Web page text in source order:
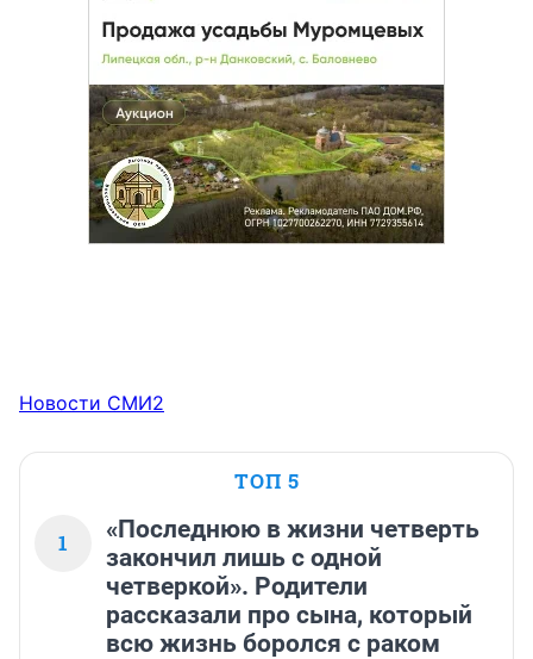
Новости СМИ2
ТОП 5
1
«Последнюю в жизни четверть
закончил лишь с одной
четверкой». Родители
рассказали про сына, который
всю жизнь боролся с раком